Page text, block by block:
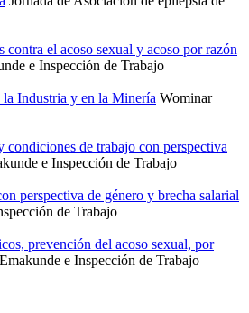
contra el acoso sexual y acoso por razón
e Inspección de Trabajo
Industria y en la Minería Wominar
condiciones de trabajo con perspectiva
e Inspección de Trabajo
perspectiva de género y brecha salarial
de Trabajo
prevención del acoso sexual, por
e Inspección de Trabajo